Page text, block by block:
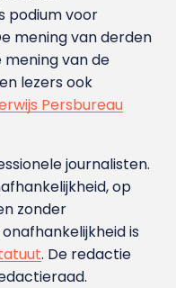
podium voor
mening van derden
mening van de
lezers ook
Persbureau
journalisten.
op
zonder
is
. De redactie